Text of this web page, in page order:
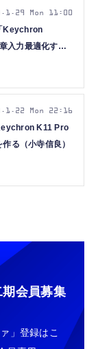
Keychron
入力最適化する
Mon 11:00
K11 Pro
る（小寺信良）
Mon 22:16
期会員募集
」登録はこ